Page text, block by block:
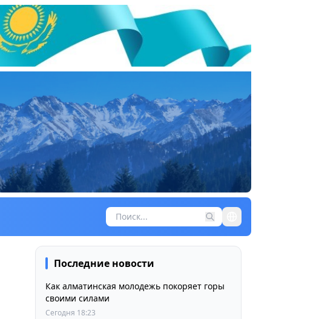
Последние новости
Как алматинская молодежь покоряет горы
своими силами
Сегодня 18:23